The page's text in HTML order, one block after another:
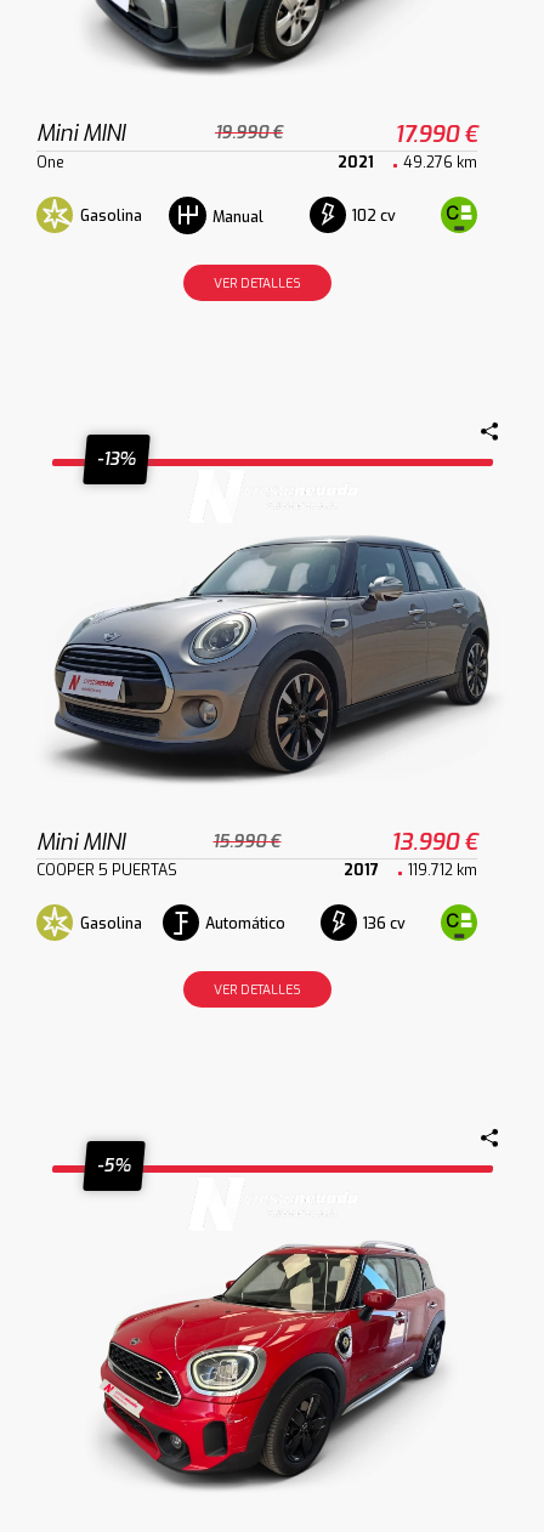
Mini MINI 19.990 € 17.990 €
One 2021 49.276 km
Gasolina Manual 102 cv
VER DETALLES
-13%
Mini MINI 15.990 € 13.990 €
COOPER 5 PUERTAS 2017 119.712 km
Gasolina Automático 136 cv
VER DETALLES
-5%